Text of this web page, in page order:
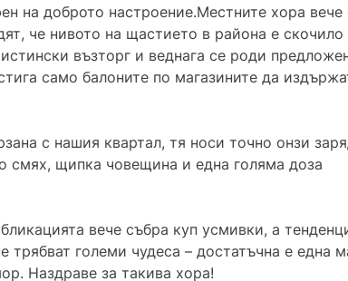
на доброто настроение.Местните хора вече
че нивото на щастието в района е скочило
възторг и веднага се роди
само балоните по магазините да
с нашия квартал, тя носи точно онзи
смях, щипка човещина и една голяма доза
вече събра куп усмивки, а
трябват големи чудеса – достатъчна е една
Наздраве за такива хора!